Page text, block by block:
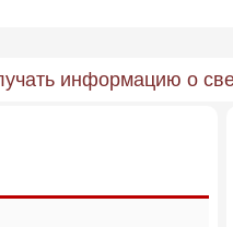
информацию о